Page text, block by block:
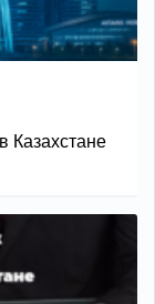
Казахстане